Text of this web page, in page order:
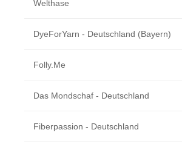
Welthase
DyeForYarn - Deutschland (Bayern)
Folly.me
Das Mondschaf - Deutschland
Fiberpassion - Deutschland